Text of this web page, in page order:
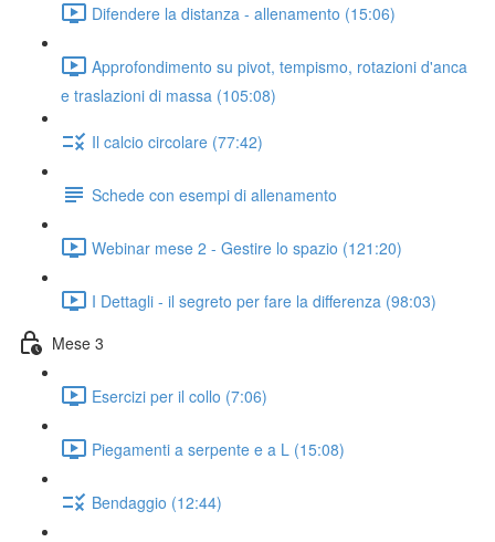
Difendere la distanza - allenamento (15:06)
Approfondimento su pivot, tempismo, rotazioni d'anca
e traslazioni di massa (105:08)
Il calcio circolare (77:42)
Schede con esempi di allenamento
Webinar mese 2 - Gestire lo spazio (121:20)
I Dettagli - il segreto per fare la differenza (98:03)
Mese 3
Esercizi per il collo (7:06)
Piegamenti a serpente e a L (15:08)
Bendaggio (12:44)